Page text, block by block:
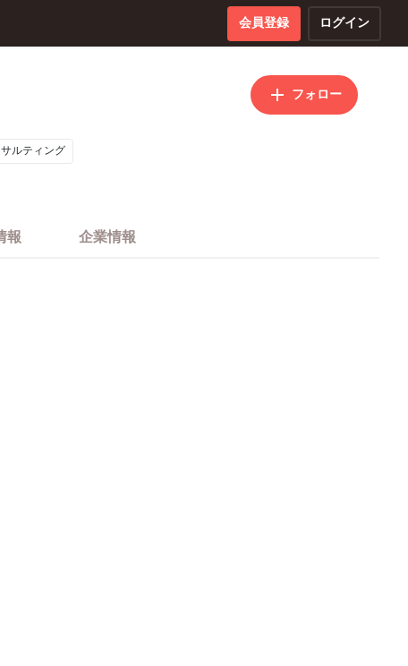
会員登録 ログイン
フォロー
ルティング
報 企業情報